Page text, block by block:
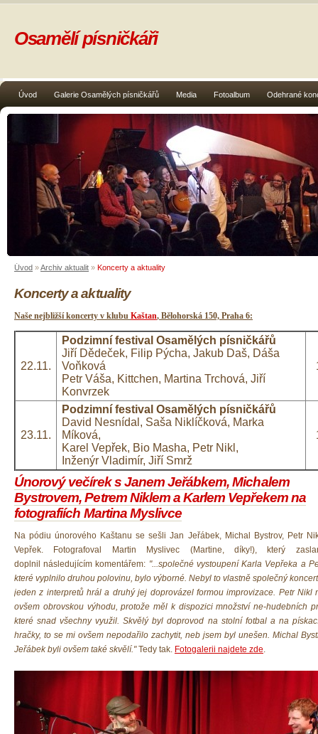
Úvod Galerie Osamělých písničkářů Media Fotoalbum Odehrané
Osamělí písničkáři
Úvod »Archiv aktualit » Koncerty a aktuality
Koncerty a aktuality
Naše nejbližší koncerty v klubu Kaštan, Bělohorská 150, Praha 6:
22.11.
Podzimní festival Osamělých písničkářů
Jiří Dědeček, Filip Pýcha, Jakub Daš, Dáša
Voňková
Petr Váša, Kittchen, Martina Trchová, Jiří
Konvrzek
23.11.
Podzimní festival Osamělých písničkářů
David Nesnídal, Saša Niklíčková, Marka
Míková,
Karel Vepřek, Bio Masha, Petr Nikl,
Inženýr Vladimír, Jiří Smrž
Únorový večírek s Janem Jeřábkem, Michalem
Bystrovem, Petrem Niklem a Karlem Vepřekem na
fotografiích Martina Myslivce
Na pódiu únorového Kaštanu se sešli Jan Jeřábek, Michal Bystrov, Petr
Vepřek. Fotografoval Martin Myslivec (Martine, díky!), který z
doplnil následujícím komentářem: "...společné vystoupení Karla Vepřeka a
které vyplnilo druhou polovinu, bylo výborné. Nebyl to vlastně společný
jeden z interpretů hrál a druhý jej doprovázel formou improvizace. Petr Nikl
ovšem obrovskou výhodu, protože měl k dispozici množství ne-hudebních
které snad všechny využil. Skvělý byl doprovod na stolní fotbal a na
hračky, to se mi ovšem nepodařilo zachytit, neb jsem byl unešen. Michal
Jeřábek byli ovšem také skvělí."Tedy tak. Fotogalerii najdete zde.